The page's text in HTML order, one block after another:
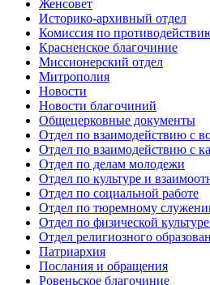
Женсовет
Историко-архивный отдел
Комиссия по
Красненское благочиние
Миссионерский отдел
Митрополия
Новости
Новости благочиний
Общецерковные документы
Отдел по взаимодействию с
Отдел по взаимодействию с
Отдел по делам молодежи
Отдел по культуре и
Отдел по социальной работе
Отдел по тюремному
Отдел по физической
Отдел религиозного
Патриархия
Послания и обращения
Ровеньское благочиние